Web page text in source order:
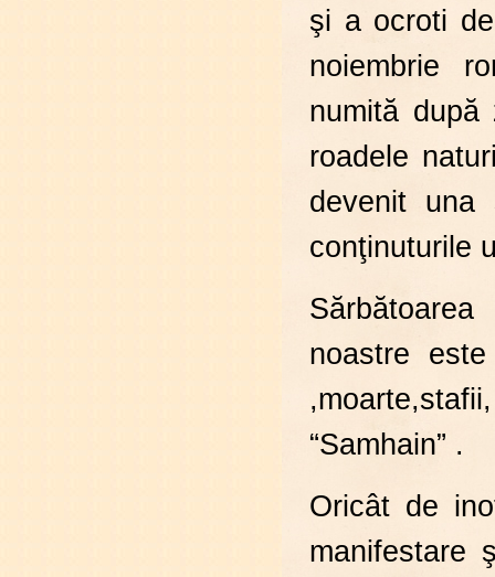
şi a ocroti
noiembrie
numită după
roadele
devenit una
conţinuturile
noastre
“Samhain” .
Oricât de
manifestare